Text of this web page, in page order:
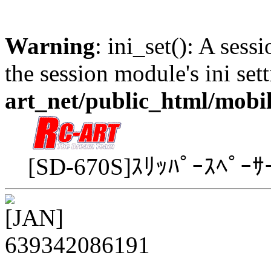
Warning: ini_set(): A
the session module's ini
art_net/public_html/
[SD-670S]ｽﾘｯﾊﾟｰｽﾍﾟｰ
[JAN]
639342086191